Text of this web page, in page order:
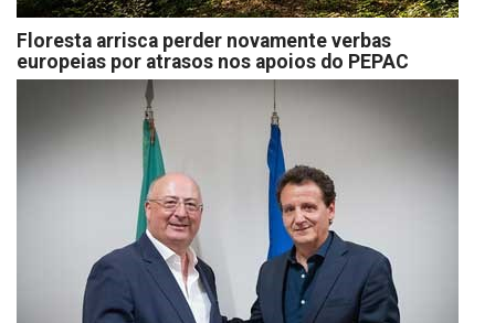
Floresta arrisca perder novamente verbas
europeias por atrasos nos apoios do PEPAC